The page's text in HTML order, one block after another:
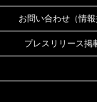
お問い合わせ（情報
プレスリリース掲